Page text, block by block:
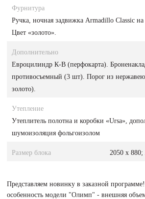
Фурнитура
Ручка, ночная задвижка Armadillo Classic на
Цвет «золото».
Дополнительно
Евроцилиндр К-В (перфокарта).
противосъемный (3 шт). Порог из
золото).
Утепление
Утеплитель полотна и коробки «Ursa»,
шумоизоляция фольгоизолом
Размер блока 2050 х 880;
Представляем новинку в заказной
особенность модели "Олимп" - внешняя